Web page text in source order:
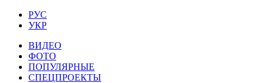
РУС
УКР
ВИДЕО
ФОТО
ПОПУЛЯРНЫЕ
СПЕЦПРОЕКТЫ